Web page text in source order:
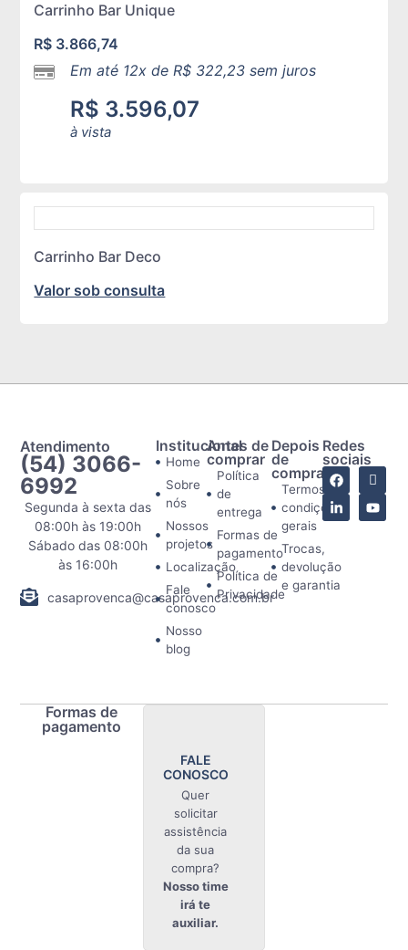
Carrinho Bar Unique
R$ 3.866,74
Em até 12x deR$ 322,23 sem juros
R$ 3.596,07
à vista
Carrinho Bar Deco
Valor sob consulta
Atendimento
(54) 3066-
6992
Segunda à sexta das
08:00h às 19:00h
Sábado das 08:00h
às 16:00h
casaprovenca@casaprovenca.com.br
Institucional
Home
Sobre
nós
Nossos
projetos
Localização
Fale
conosco
Nosso
blog
Antes de
comprar
Política
de
entrega
Formas de
pagamento
Política de
Privacidade
Depois
de
comprar
Termos e
condições
gerais
Trocas,
devolução
e garantia
Redes
sociais
Formas de
pagamento
FALE
CONOSCO
Quer
solicitar
assistência
da sua
compra?
Nosso time
irá te
auxiliar.